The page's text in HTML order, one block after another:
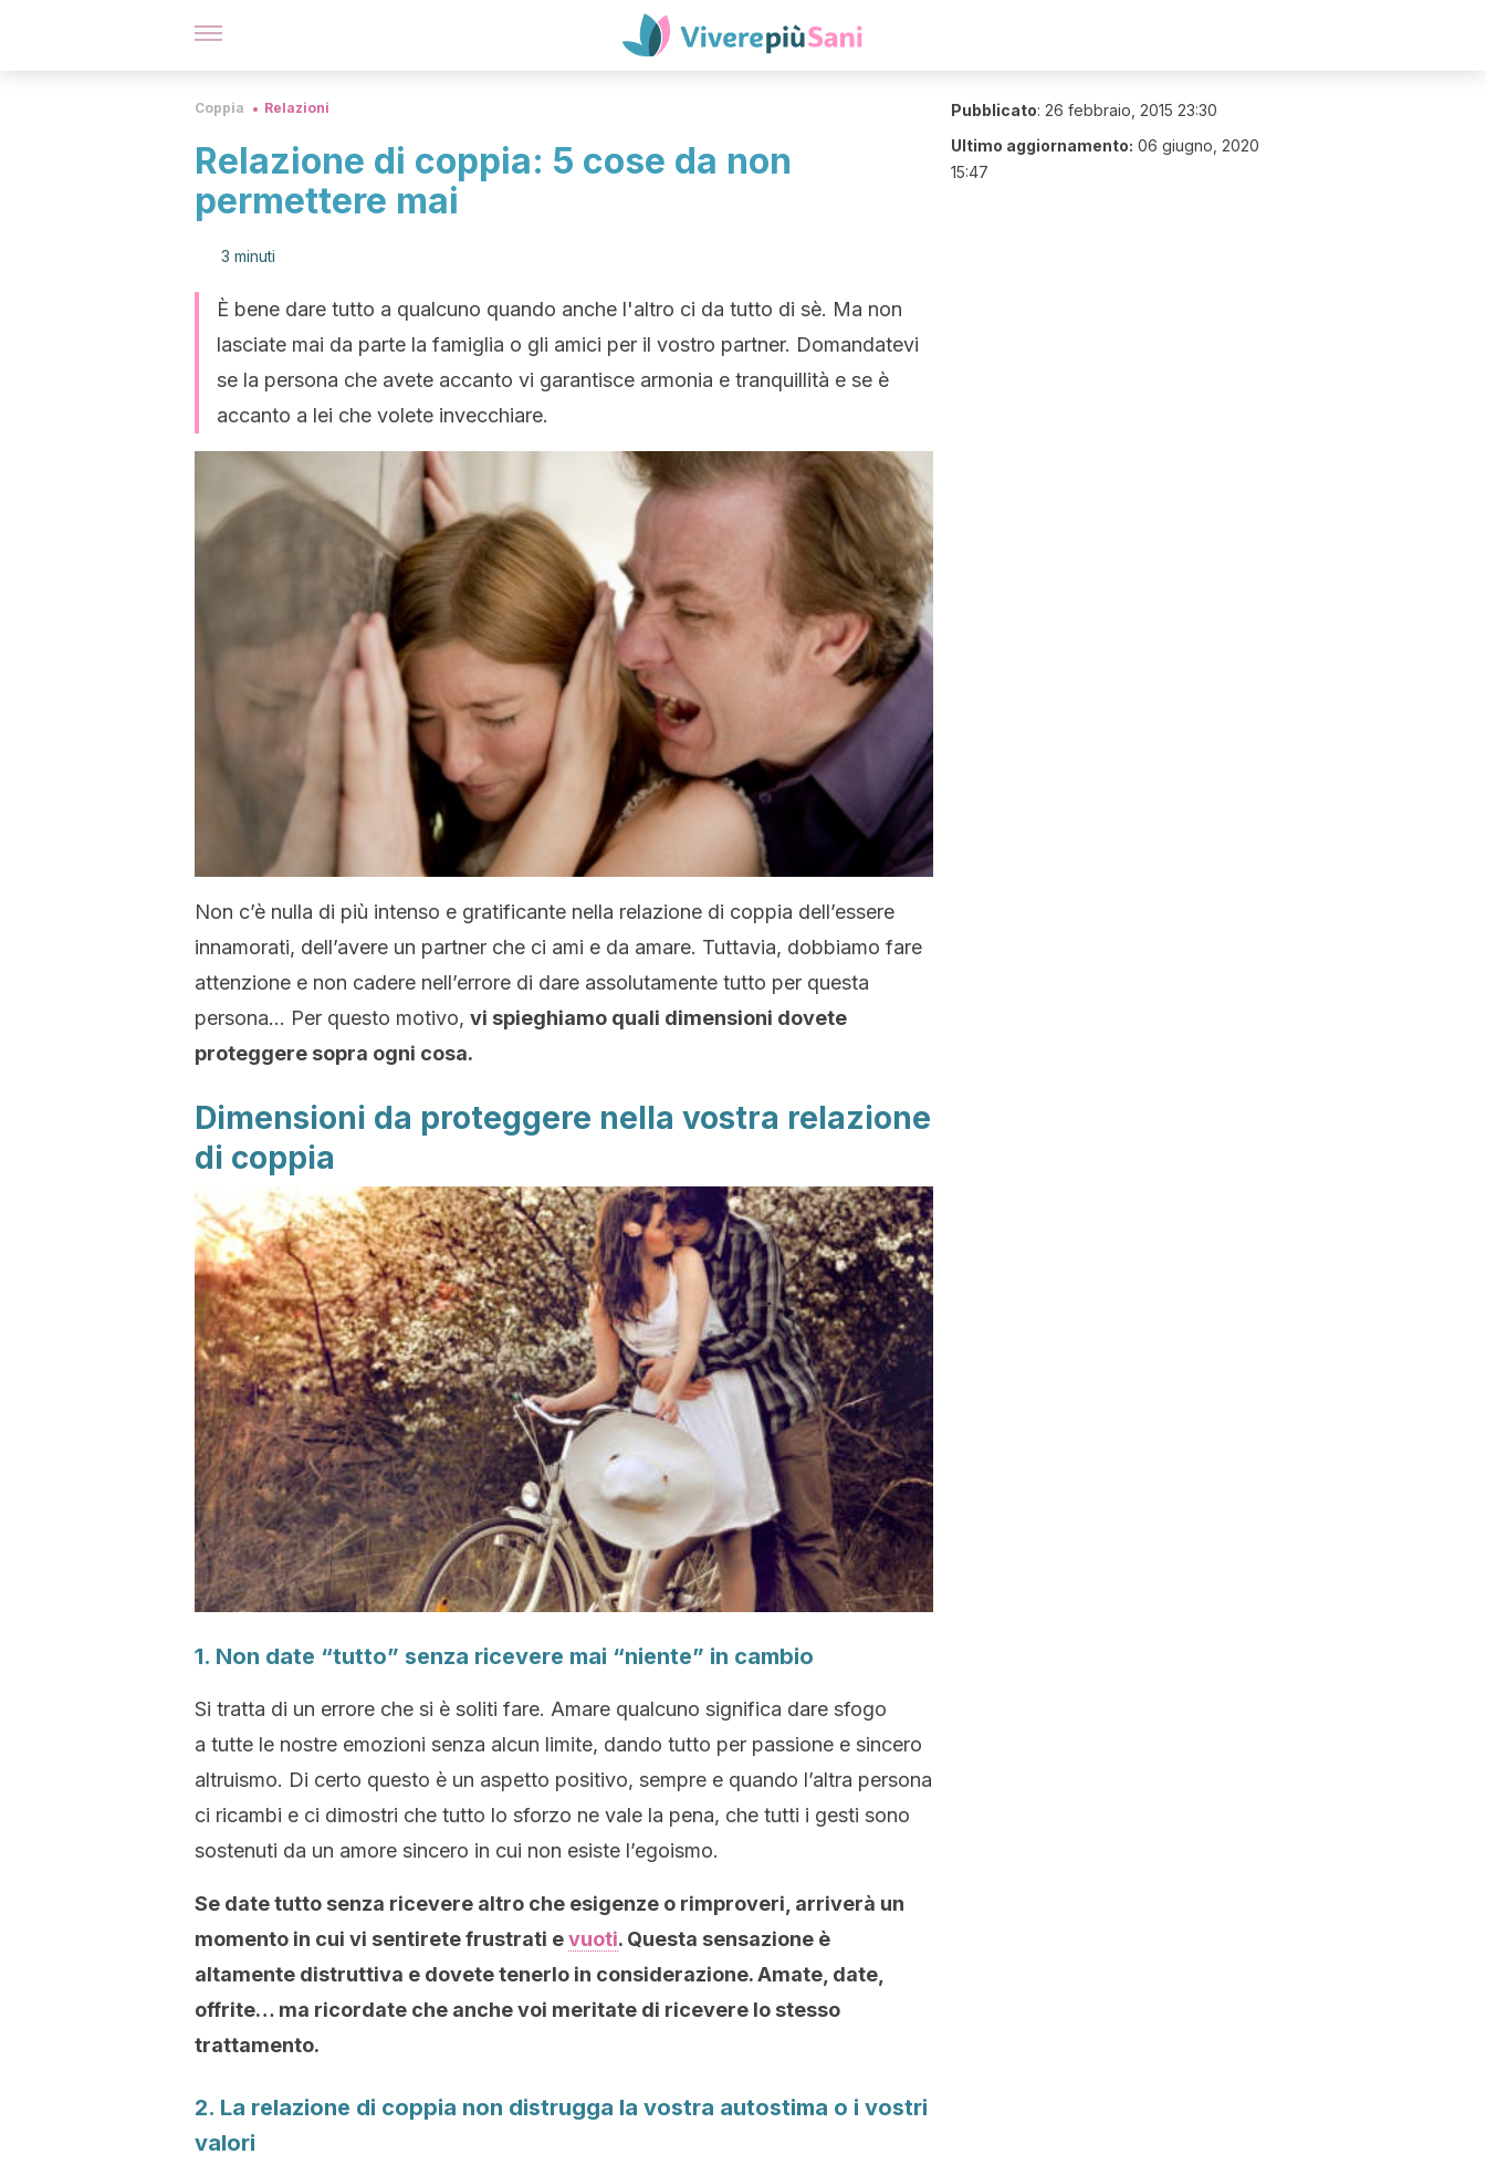
Coppia Relazioni
Relazione di coppia: 5 cose da non
permettere mai
3 minuti
È bene dare tutto a qualcuno quando anche l'altro ci da tutto di sè. Ma non
lasciate mai da parte la famiglia o gli amici per il vostro partner. Domandatevi
se la persona che avete accanto vi garantisce armonia e tranquillità e se è
accanto a lei che volete invecchiare.
Non c’è nulla di più intenso e gratificante nella relazione di coppia dell’essere
innamorati, dell’avere un partner che ci ami e da amare. Tuttavia, dobbiamo fare
attenzione e non cadere nell’errore di dare assolutamente tutto per questa
persona… Per questo motivo, vi spieghiamo quali dimensioni dovete
proteggere sopra ogni cosa.
Dimensioni da proteggere nella vostra relazione
di coppia
1. Non date “tutto” senza ricevere mai “niente” in cambio
Si tratta di un errore che si è soliti fare. Amare qualcuno significa dare sfogo
a tutte le nostre emozioni senza alcun limite, dando tutto per passione e sincero
altruismo. Di certo questo è un aspetto positivo, sempre e quando l’altra persona
ci ricambi e ci dimostri che tutto lo sforzo ne vale la pena, che tutti i gesti sono
sostenuti da un amore sincero in cui non esiste l’egoismo.
Se date tutto senza ricevere altro che esigenze o rimproveri, arriverà un
momento in cui vi sentirete frustrati evuoti. Questa sensazione è
altamente distruttiva e dovete tenerlo in considerazione. Amate, date,
offrite… ma ricordate che anche voi meritate di ricevere lo stesso
trattamento.
2. La relazione di coppia non distrugga la vostra autostima o i vostri
valori
Pubblicato: 26 febbraio, 2015 23:30
Ultimo aggiornamento: 06 giugno, 2020
15:47